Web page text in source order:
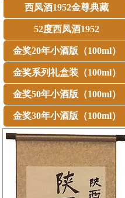
西凤酒1952金尊典藏
52度西凤酒1952
金奖20年小酒版（100ml）
金奖系列礼盒装（100ml）
金奖50年小酒版（100ml）
金奖30年小酒版（100ml）